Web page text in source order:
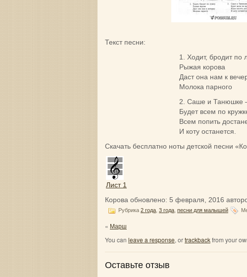
Текст песни:
1. Ходит, бродит по
Рыжая корова
Даст она нам к
Молока парного
2. Саше и Танюшке
Будет всем по
Всем попить
И коту останется.
Скачать бесплатно ноты детской песни
Лист 1
Корова обновлено: 5 февраля, 2016
Рубрика 2 года 3 года песни для малышей
« Марш
You can leave a response, ortrackbackfrom your
Оставьте отзыв